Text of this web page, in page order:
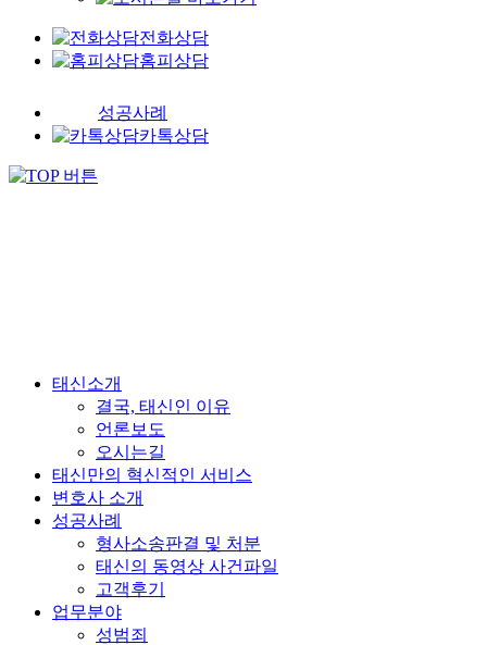
전화상담
홈피상담
성공사례
카톡상담
태신소개
결국, 태신인 이유
언론보도
오시는길
태신만의 혁신적인 서비스
변호사 소개
성공사례
형사소송판결 및 처분
태신의 동영상 사건파일
고객후기
업무분야
성범죄